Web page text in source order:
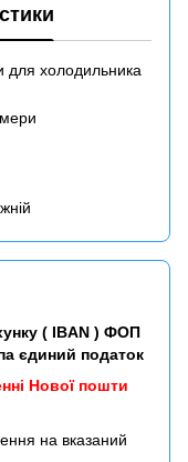
для холодильника
( IBAN ) ФОП
єдиний податок
Нової пошти
на вказаний